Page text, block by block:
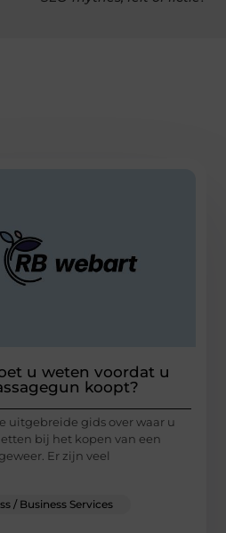
u weten voordat u
koopt?
uitgebreide gids over waar u
bij het kopen van een
Er zijn veel
/ Business Services